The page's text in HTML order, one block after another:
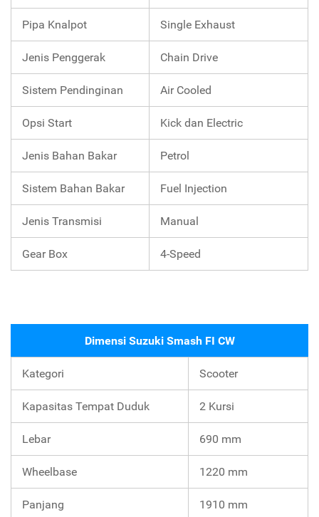
Pipa Knalpot Single Exhaust
Jenis Penggerak Chain Drive
Sistem Pendinginan Air Cooled
Opsi Start Kick dan Electric
Jenis Bahan Bakar Petrol
Sistem Bahan Bakar Fuel Injection
Jenis Transmisi Manual
Gear Box 4-Speed
Dimensi Suzuki Smash FI CW
Kategori Scooter
Kapasitas Tempat Duduk 2 Kursi
Lebar 690 mm
Wheelbase 1220 mm
Panjang 1910 mm